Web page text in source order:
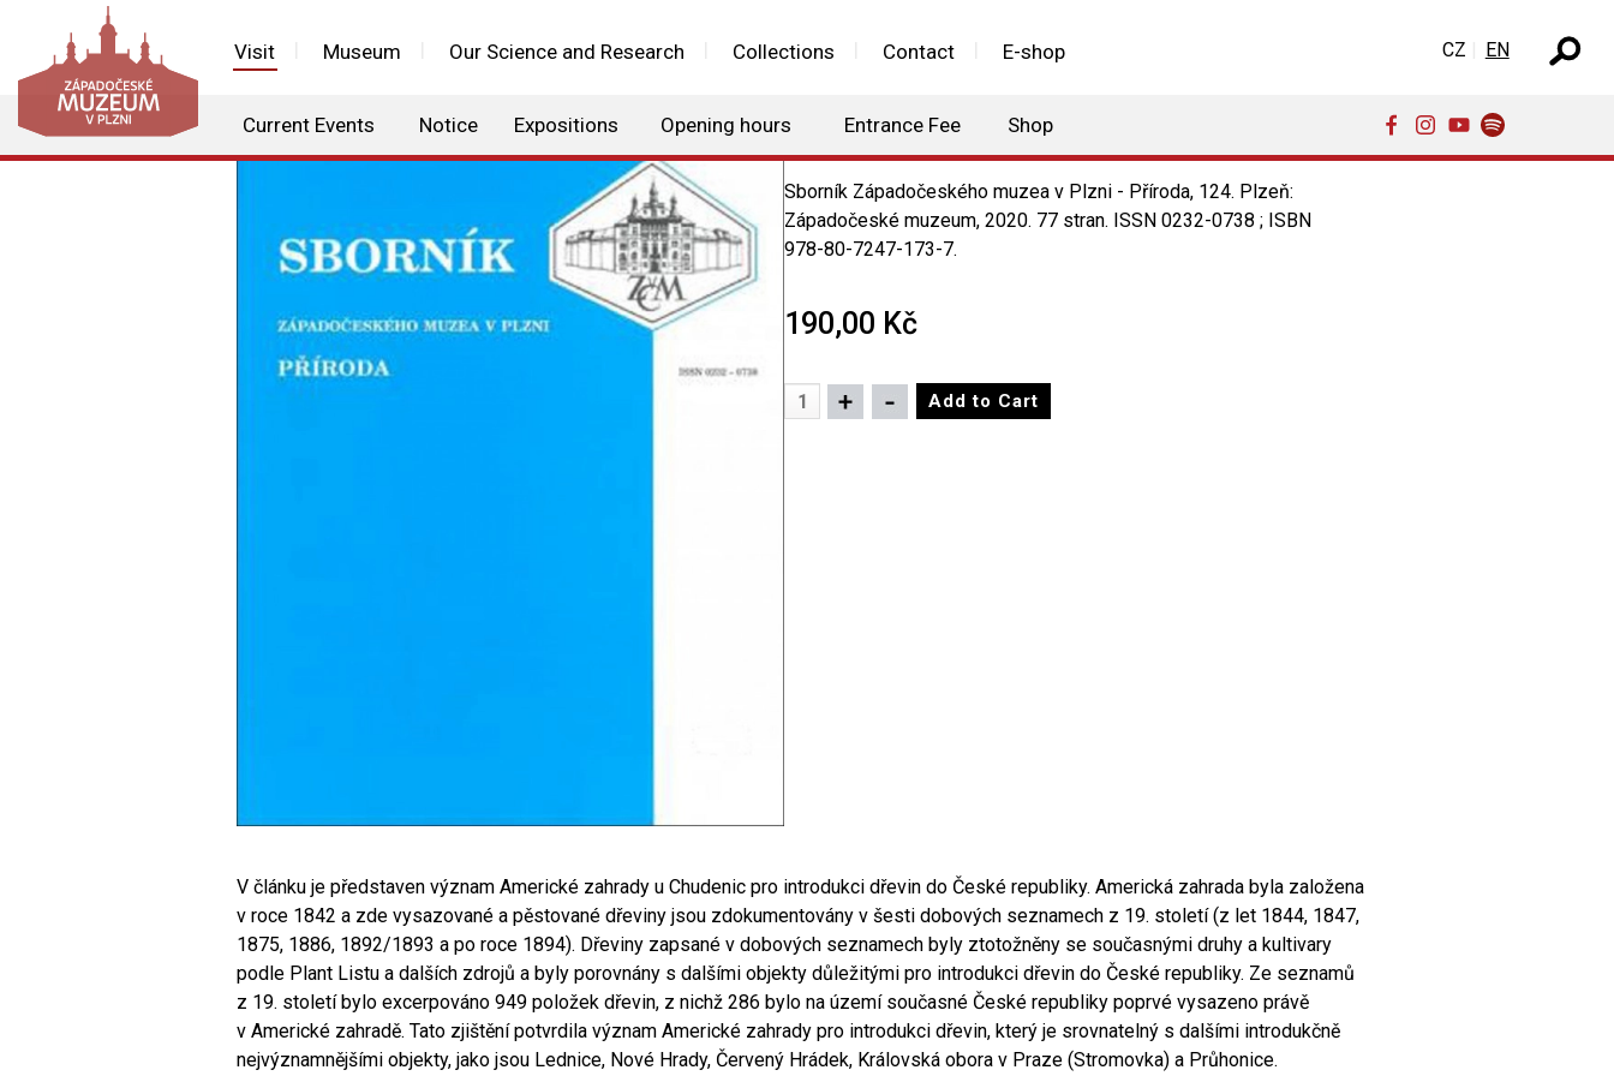
Visit Museum Our Science and Research Collections Contact E-shop
Current Events Notice Expositions Opening hours Entrance Fee Shop
Select your language
CZ EN
Plzni - Příroda, 124
Sborník Západočeského muzea v Plzni - Příroda, 124. Plzeň:
Západočeské muzeum, 2020. 77 stran. ISSN 0232-0738 ; ISBN
978-80-7247-173-7.
190,00 Kč
V článku je představen význam Americké zahrady u Chudenic pro introdukci dřevin do České republiky. Americká zahrada byla založena
v roce 1842 a zde vysazované a pěstované dřeviny jsou zdokumentovány v šesti dobových seznamech z 19. století (z let 1844, 1847,
1875, 1886, 1892/1893 a po roce 1894). Dřeviny zapsané v dobových seznamech byly ztotožněny se současnými druhy a kultivary
podle Plant Listu a dalších zdrojů a byly porovnány s dalšími objekty důležitými pro introdukci dřevin do České republiky. Ze seznamů
z 19. století bylo excerpováno 949 položek dřevin, z nichž 286 bylo na území současné České republiky poprvé vysazeno právě
v Americké zahradě. Tato zjištění potvrdila význam Americké zahrady pro introdukci dřevin, který je srovnatelný s dalšími introdukčně
nejvýznamnějšími objekty, jako jsou Lednice, Nové Hrady, Červený Hrádek, Královská obora v Praze (Stromovka) a Průhonice.